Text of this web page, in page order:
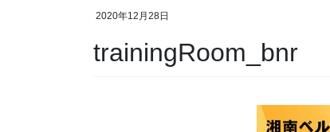
2020年12月28日
trainingRoom_bnr